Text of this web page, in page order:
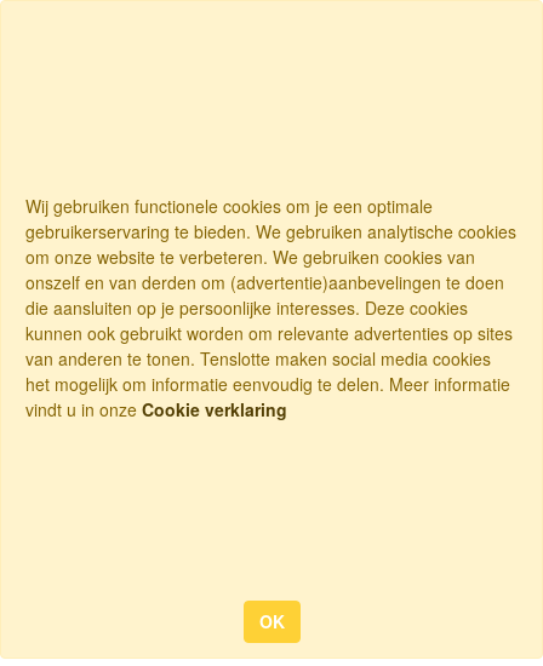
Wij gebruiken functionele cookies om je een optimale
gebruikerservaring te bieden. We gebruiken analytische cookies
om onze website te verbeteren. We gebruiken cookies van
onszelf en van derden om (advertentie)aanbevelingen te doen
die aansluiten op je persoonlijke interesses. Deze cookies
kunnen ook gebruikt worden om relevante advertenties op sites
van anderen te tonen. Tenslotte maken social media cookies
het mogelijk om informatie eenvoudig te delen. Meer informatie
vindt u in onze Cookie verklaring
OK